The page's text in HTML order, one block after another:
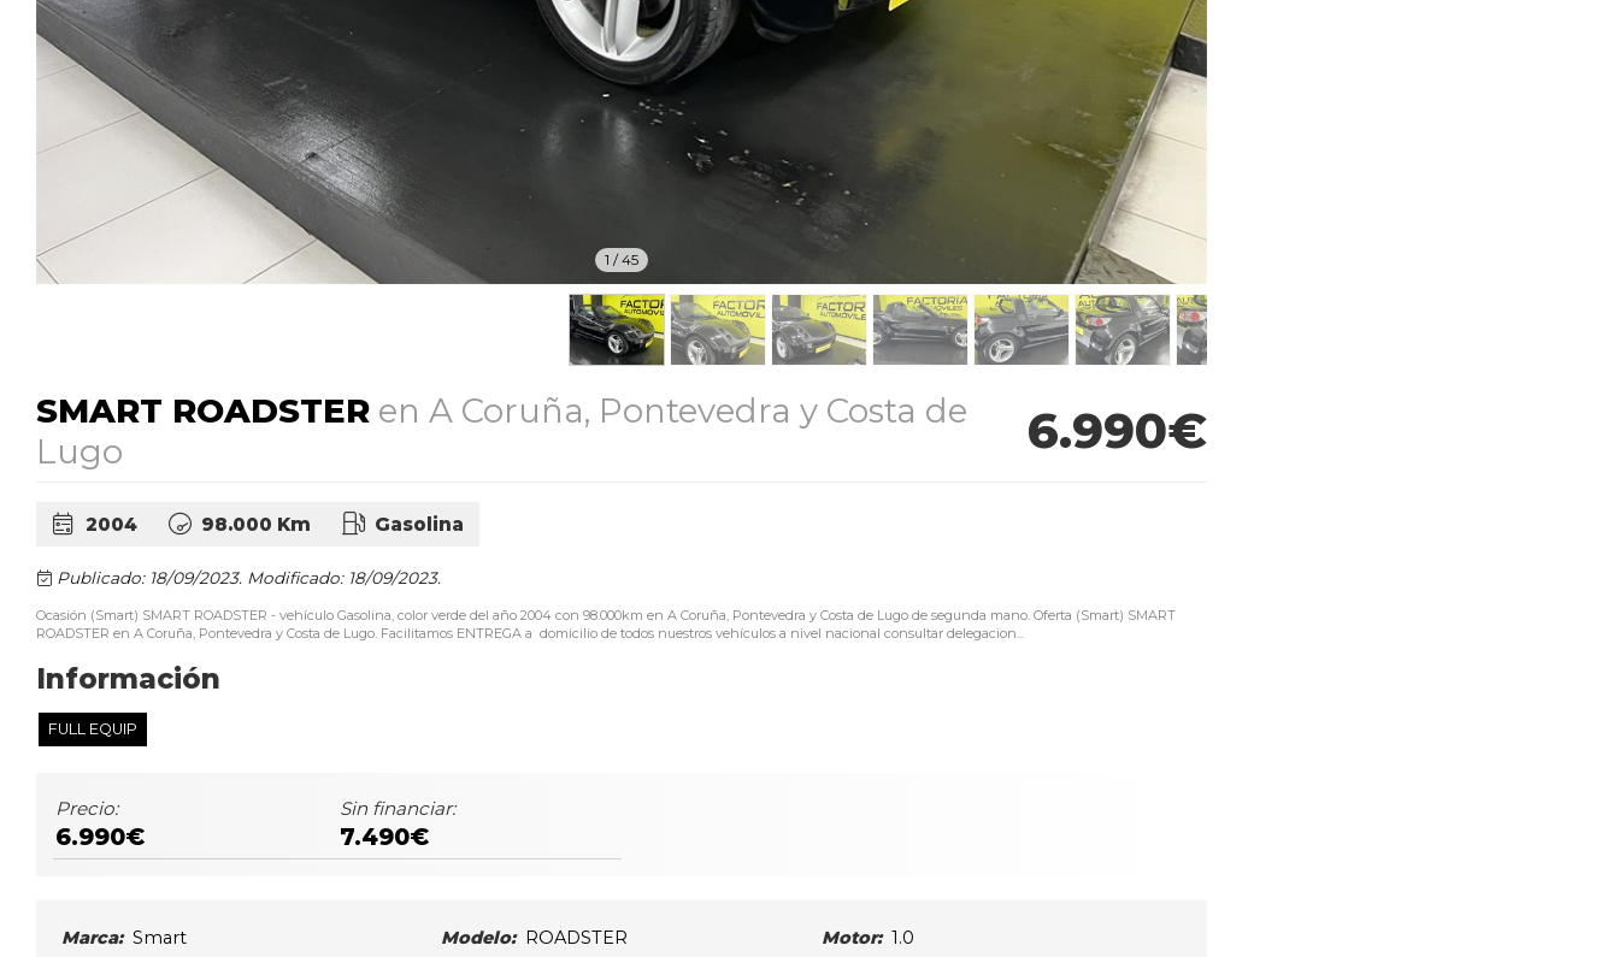
1 /45
SMART ROADSTER en A Coruña, Pontevedra y Costa de
Lugo
6.990€
2004 98.000 Km Gasolina
Publicado: 18/09/2023. Modificado: 18/09/2023.
Ocasión (Smart) SMART ROADSTER - vehículo Gasolina, color verde del año 2004 con 98.000km en A Coruña, Pontevedra y Costa de Lugo de segunda mano. Oferta (Smart) SMART
ROADSTER en A Coruña, Pontevedra y Costa de Lugo. Facilitamos ENTREGA a domicilio de todos nuestros vehículos a nivel nacional consultar delegacion...
Información
FULL EQUIP
Precio:
6.990€
Sin financiar:
7.490€
Marca: Smart Modelo: ROADSTER Motor: 1.0